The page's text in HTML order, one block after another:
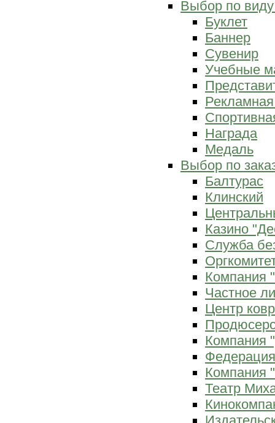
Выбор по
Буклет
Баннер
Сувенир
Учебные
Награда
Медаль
Выбор по
Балтурас
Клинский
Казино
Служба
Компания
Частное
Центр
Компания
Компания
Театр